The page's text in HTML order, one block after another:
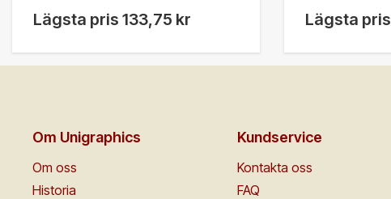
Lägsta pris 133,75 kr Lägsta pris
Om Unigraphics
Om oss
Historia
Kundservice
Kontakta oss
FAQ